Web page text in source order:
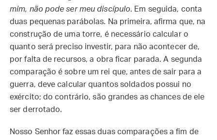
mim, não pode ser meu discípulo. Em seguida, conta
duas pequenas parábolas. Na primeira, afirma que, na
construção de uma torre, é necessário calcular o
quanto será preciso investir, para não acontecer de,
por falta de recursos, a obra ficar parada. A segunda
comparação é sobre um rei que, antes de sair para a
guerra, deve calcular quantos soldados possui no
exército; do contrário, são grandes as chances de ele
ser derrotado.
Nosso Senhor faz essas duas comparações a fim de